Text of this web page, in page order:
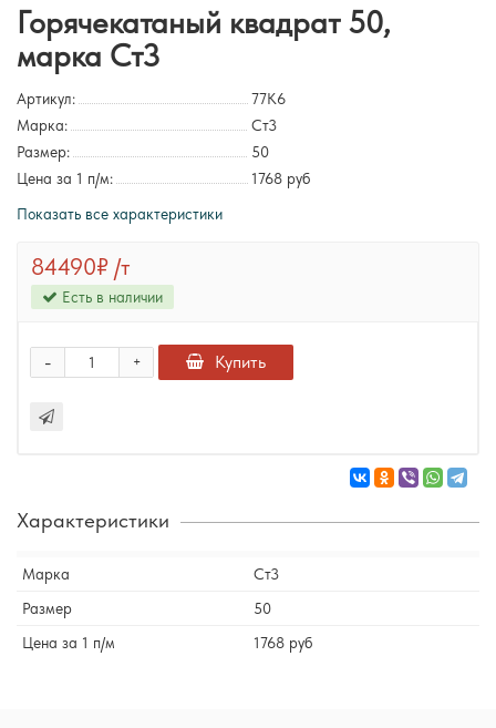
Горячекатаный квадрат 50,
марка Ст3
Артикул:
77K6
Марка:
Ст3
Размер:
50
Цена за 1 п/м:
1768 руб
Показать все характеристики
84490₽ /т
Есть в наличии
+
- Купить
Характеристики
Марка
Ст3
Размер
50
Цена за 1 п/м
1768 руб